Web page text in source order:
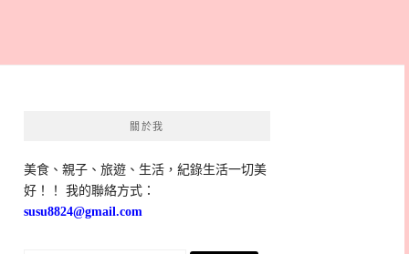
關於我
美食、親子、旅遊、生活，紀錄生活一切美
好！！ 我的聯絡方式：
susu8824@gmail.com